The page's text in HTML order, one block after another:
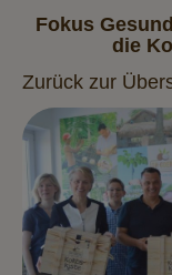
Fokus
die
Zurück zur